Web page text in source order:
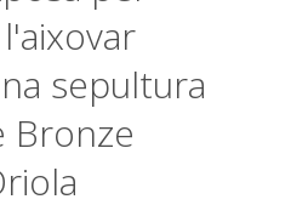
sepultura
Bronze